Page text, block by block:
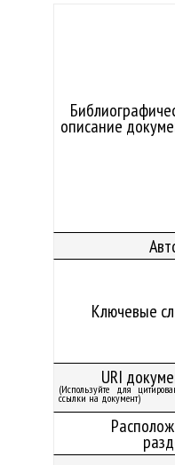
описание
Ключевые
URI
(Используйте для
ссылки на документ)